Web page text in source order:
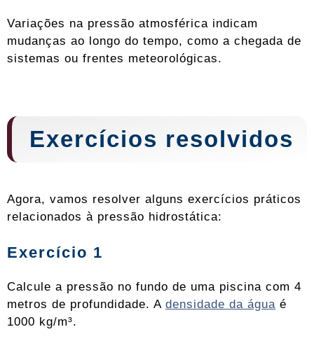
Variações na pressão atmosférica indicam
mudanças ao longo do tempo, como a chegada de
sistemas ou frentes meteorológicas.
Exercícios resolvidos
Agora, vamos resolver alguns exercícios práticos
relacionados à pressão hidrostática:
Exercício 1
Calcule a pressão no fundo de uma piscina com 4
metros de profundidade. A densidade da água é
1000 kg/m³.